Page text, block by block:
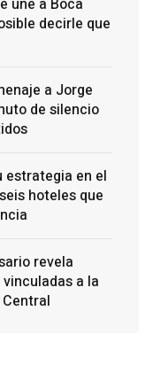
une a Boca
decirle que
a Jorge
de silencio
estrategia en el
hoteles que
revela
a la